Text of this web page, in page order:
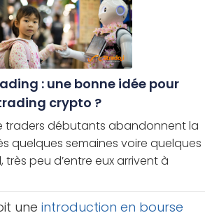
: une bonne idée pour
crypto ?
traders débutants abandonnent la
quelques semaines voire quelques
très peu d’entre eux arrivent à
une introduction en bourse